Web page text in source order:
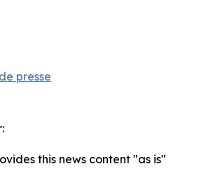
presse
this news content "as is"